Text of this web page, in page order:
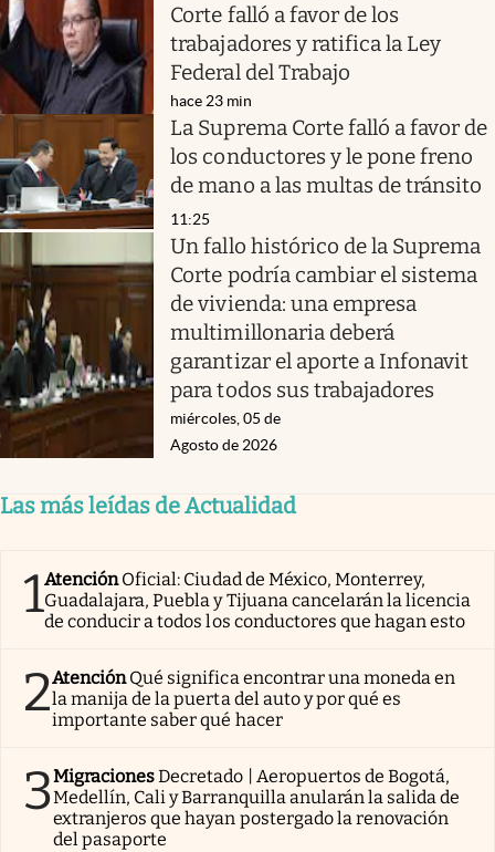
Corte falló a favor de los
trabajadores y ratifica la Ley
Federal del Trabajo
hace 23 min
La Suprema Corte falló a favor de
los conductores y le pone freno
de mano a las multas de tránsito
11:25
Un fallo histórico de la Suprema
Corte podría cambiar el sistema
de vivienda: una empresa
multimillonaria deberá
garantizar el aporte a Infonavit
para todos sus trabajadores
miércoles, 05 de
Agosto de 2026
Las más leídas de Actualidad
1AtenciónOficial: Ciudad de México, Monterrey,
Guadalajara, Puebla y Tijuana cancelarán la licencia
de conducir a todos los conductores que hagan esto
2AtenciónQué significa encontrar una moneda en
la manija de la puerta del auto y por qué es
importante saber qué hacer
3MigracionesDecretado | Aeropuertos de Bogotá,
Medellín, Cali y Barranquilla anularán la salida de
extranjeros que hayan postergado la renovación
del pasaporte